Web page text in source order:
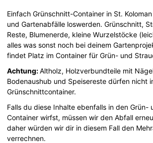
Einfach Grünschnitt-Container in St.
und Gartenabfälle loswerden. Grünschnitt,
Reste, Blumenerde, kleine Wurzelstöcke
alles was sonst noch bei deinem
findet Platz im Container für Grün- und
Achtung:Altholz, Holzverbundteile mit
Bodenaushub und Speisereste dürfen nicht
Grünschnittcontainer.
Falls du diese Inhalte ebenfalls in den Grün-
Container wirfst, müssen wir den Abfall
daher würden wir dir in diesem Fall den
verrechnen.